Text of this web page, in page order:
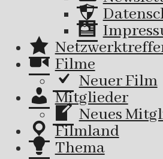
Filme
Neuer Film
Mitglieder
Neues
Filmland
Thema